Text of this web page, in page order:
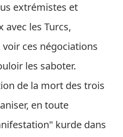
extrémistes et
avec les Turcs,
ces négociations
les saboter.
de la mort des trois
en toute
kurde dans